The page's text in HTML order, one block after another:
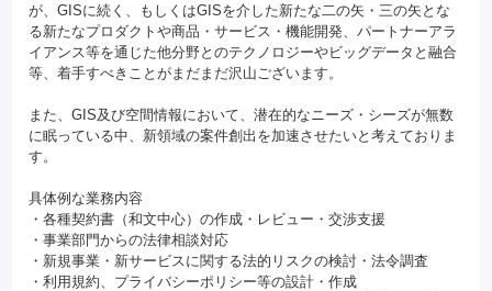
が、GISに続く、もしくはGISを介した新たな二の矢・三の矢とな
る新たなプロダクトや商品・サービス・機能開発、パートナーアラ
イアンス等を通じた他分野とのテクノロジーやビッグデータと融合
等、着手すべきことがまだまだ沢山ございます。
また、GIS及び空間情報において、潜在的なニーズ・シーズが無数
に眠っている中、新領域の案件創出を加速させたいと考えておりま
す。
具体例な業務内容
・各種契約書（和文中心）の作成・レビュー・交渉支援
・事業部門からの法律相談対応
・新規事業・新サービスに関する法的リスクの検討・法令調査
・利用規約、プライバシーポリシー等の設計・作成